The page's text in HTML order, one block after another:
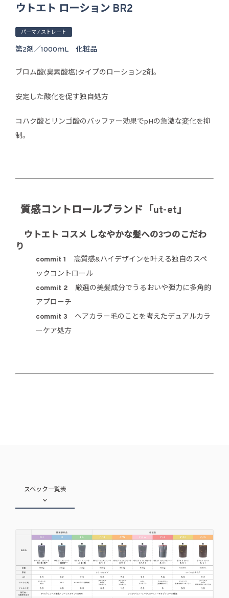
ウトエト ローション BR2
パーマ / ストレート
第2剤／1000ｍL 化粧品
ブロム酸(臭素酸塩)タイプのローション2剤。
安定した酸化を促す独自処方
コハク酸とリンゴ酸のバッファー効果でpHの急激な変化を抑
制。
質感コントロールブランド「ut-et」
ウトエト コスメ しなやかな髪への3つのこだわ
り
commit 1
高質感&ハイデザインを叶える独自のスペ
ックコントロール
commit 2 厳選の美髪成分でうるおいや弾力に多角的
アプローチ
commit 3 ヘアカラー毛のことを考えたデュアルカラ
ーケア処方
スペック一覧表